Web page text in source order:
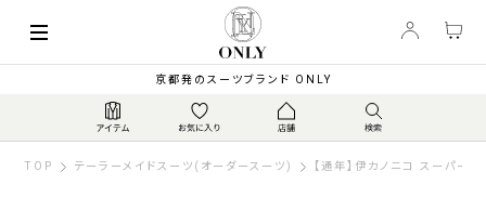
京都発のスーツブランド ONLY
TOP テーラーメイドスーツ(オーダースーツ) 【通年】伊カノニコ スーパ